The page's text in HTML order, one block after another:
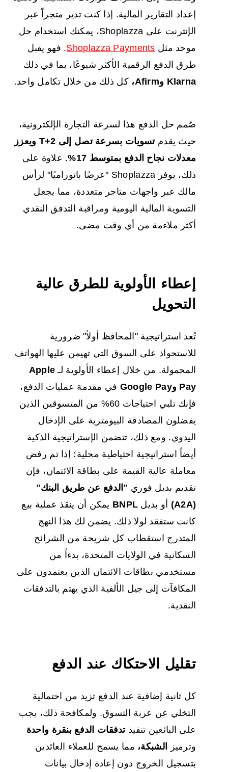
إعداد التقارير المالية. إذا كنت تدير متجراً عبر
الإنترنت على Shoplazza، يمكنك استخدام حل
موحد مثل Shoplazza Payments. فهو يقبل
طرق الدفع الرقمية الأكثر شيوعًا، بما في ذلك
Klarna وAfirm، كل ذلك من خلال تكامل واحد.
صُمم حل الدفع هذا لسرعة التجارة الإلكترونية،
حيث يقدمتسويات بسرعة تصل إلى T+2
ويعزز
معدلات نجاح الدفع بمتوسط 17%
. علاوة على
ذلك، يوفر Shoplazza "عرضًا بانوراميًا" لرأس
مالك عبر واجهات متاجر متعددة، مما يجعل
التسوية المالية اليومية ومراقبة التدفق النقدي
أكثر ملاءمة من أي وقت مضى.
إعطاء الأولوية للطرق عالية
التحويل
تُعد استراتيجية "المحافظ أولاً" ضرورية
للاستحواذ على السوق التي تهيمن عليها الهواتف
المحمولة. من خلال إعطاء الأولوية لـ Apple
Pay وGoogle Pay
في مقدمة عمليات الدفع،
فإنك تلبي احتياجات 60% من المتسوقين الذين
يفضلون المصادقة البيومترية على الإدخال
اليدوي. ومع ذلك، تتضمن الإستراتيجية الذكية
أيضاً استراتيجية احتياطية محلية؛ إذا تم رفض
معاملة عالية القيمة على بطاقة الائتمان، فإن
تقديم بديل فوري "الدفع عن طريق البنك"
(A2A)
أو بديل BNPL يمكن أن ينقذ عملية بيع
كانت ستفقد لولا ذلك. يضمن لك هذا النهج
المتدرج استقطاب كل شريحة من الشرائح
السكانية في الولايات المتحدة، بدءاً من
مستخدمي بطاقات الائتمان الذين يعتمدون على
المكافآت إلى جيل الألفية الذي يهتم بالتدفقات
النقدية.
تقليل الاحتكاك عند الدفع
كل ثانية إضافية عند الدفع تزيد من احتمالية
التخلي عن عربة التسوق. ولمكافحة ذلك، يجب
على البائعين تنفيذتدفقات الدفع بنقرة واحدة
وترميز
الشبكة، مما يسمح للعملاء العائدين
بتسجيل الخروج دون إعادة إدخال بيانات